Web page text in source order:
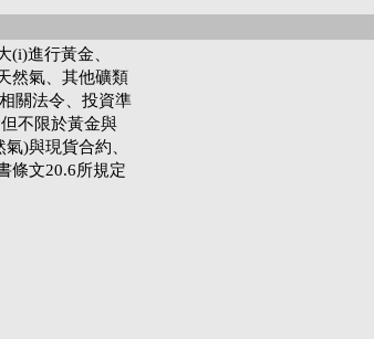
(i)進行黃金、
然氣、其他礦類
關法令、投資準
不限於黃金與
)與現貨合約、
條文20.6所規定